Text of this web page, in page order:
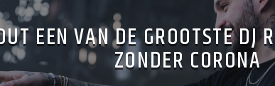
EEN VAN DE GROOTSTE DJ
ZONDER CORONA